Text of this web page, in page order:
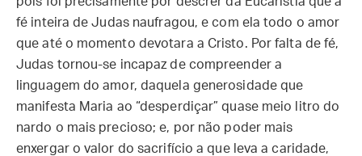
fé inteira de Judas naufragou, e com ela todo o amor
que até o momento devotara a Cristo. Por falta de fé,
Judas tornou-se incapaz de compreender a
linguagem do amor, daquela generosidade que
manifesta Maria ao “desperdiçar” quase meio litro do
nardo o mais precioso; e, por não poder mais
enxergar o valor do sacrifício a que leva a caridade,